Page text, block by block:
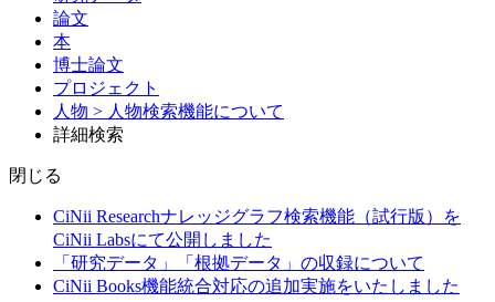
論文
本
博士論文
プロジェクト
人物 > 人物検索機能について
詳細検索
閉じる
CiNii Researchナレッジグラフ検索機能（試行版）を
CiNii Labsにて公開しました
「研究データ」「根拠データ」の収録について
CiNii Books機能統合対応の追加実施をいたしました